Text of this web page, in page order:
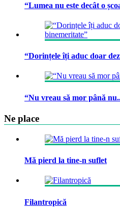
“Lumea nu este decât o
“Dorințele îți aduc doar
“Nu vreau să mor până
Ne place
Mă pierd la tine-n suflet
Filantropică